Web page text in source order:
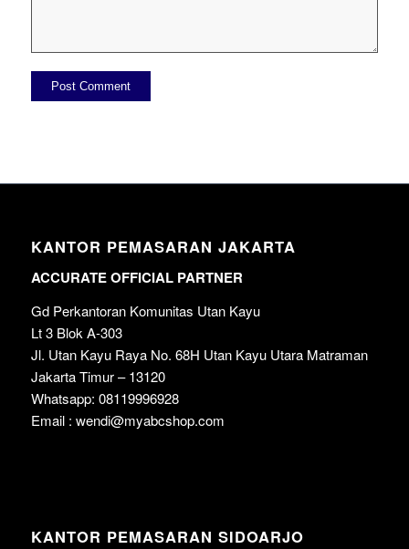
KANTOR PEMASARAN JAKARTA
ACCURATE OFFICIAL PARTNER
Gd Perkantoran Komunitas Utan Kayu
Lt 3 Blok A-303
Jl. Utan Kayu Raya No. 68H Utan Kayu Utara Matraman
Jakarta Timur – 13120
Whatsapp: 08119996928
Email : wendi@myabcshop.com
KANTOR PEMASARAN SIDOARJO